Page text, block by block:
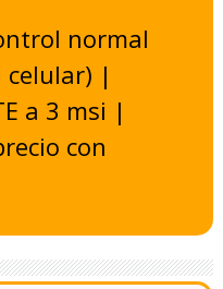
normal
celular) |
a 3 msi |
con